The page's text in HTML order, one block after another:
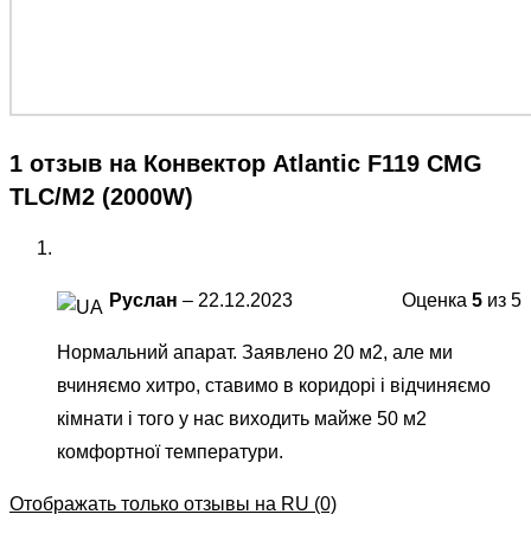
1 отзыв на Конвектор Atlantic F119 CMG
TLC/M2 (2000W)
Оценка 5 из 5
Руслан – 22.12.2023
Нормальний апарат. Заявлено 20 м2, але ми
вчиняємо хитро, ставимо в коридорі і відчиняємо
кімнати і того у нас виходить майже 50 м2
комфортної температури.
Отображать только отзывы на RU (0)